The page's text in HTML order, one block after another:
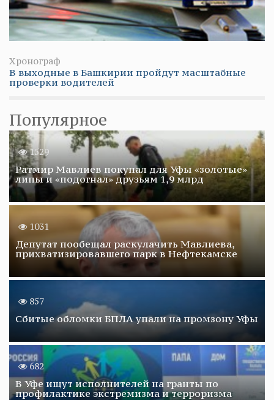
Хронограф
В выходные в Башкирии пройдут масштабные
проверки водителей
Популярное
1529
Ратмир Мавлиев покупал для Уфы «золотые»
липы и «подогнал» друзьям 1,9 млрд
1031
Депутат пообещал раскулачить Мавлиева,
прихватизировавшего парк в Нефтекамске
857
Сбитые обломки БПЛА упали на промзону Уфы
682
В Уфе ищут исполнителей на гранты по
профилактике экстремизма и терроризма